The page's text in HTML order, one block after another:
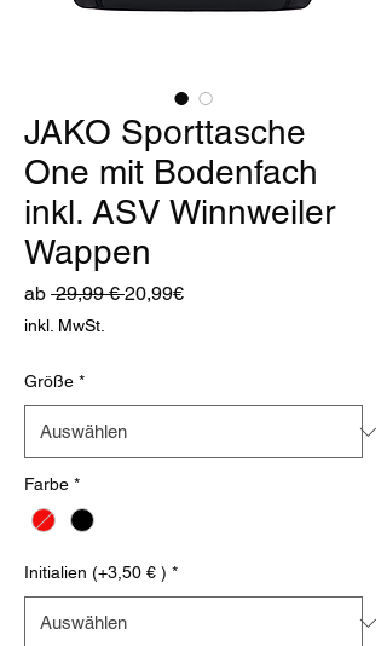
JAKO Sporttasche
One mit Bodenfach
inkl. ASV Winnweiler
Wappen
ab 29,99 € Standardpreis
20,99€Sale-
inkl. MwSt.
Größe *
Farbe *
Initialien (+3,50 € ) *